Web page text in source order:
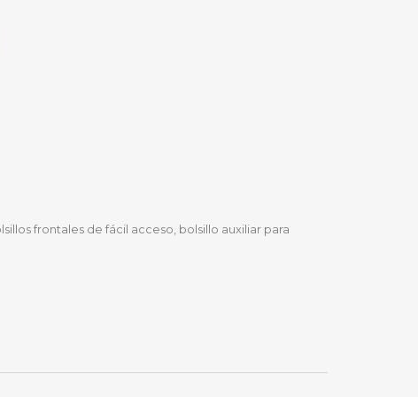
frontales de fácil acceso, bolsillo auxiliar para